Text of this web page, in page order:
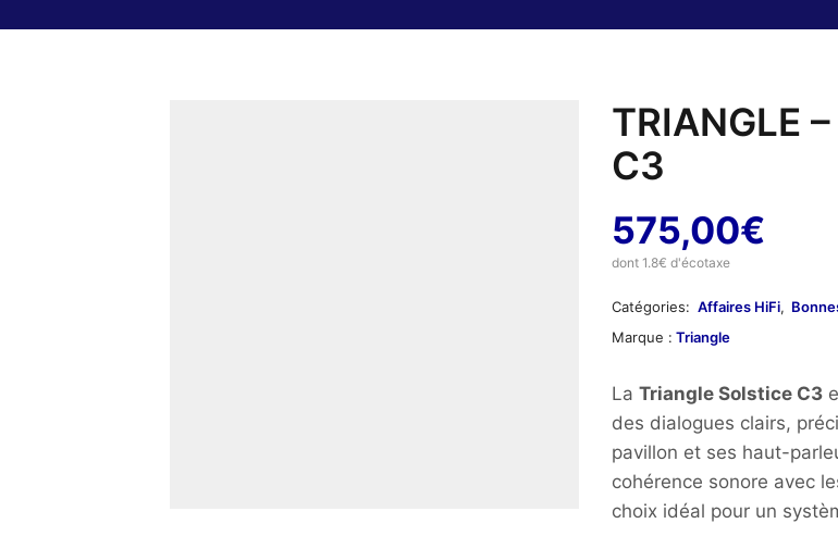
TRIANGLE
C3
575,00€
dont 1.8€ d'écotaxe
Catégories: Affaires HiFi,
Marque : Triangle
La Triangle Solstice C3
des dialogues clairs,
pavillon et ses haut-
cohérence sonore avec
choix idéal pour un